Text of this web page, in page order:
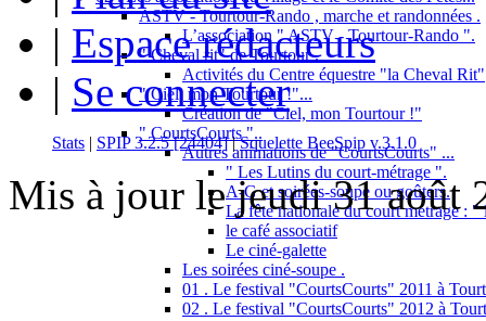
ASTV - Tourtour-Rando , marche et randonnées .
L’association " ASTV - Tourtour-Rando ".
" Cheval rit" de Tourtour .
Activités du Centre équestre "la Cheval Rit"
" Ciel, mon Tourtour !"...
Création de "Ciel, mon Tourtour !"
" CourtsCourts "..
Autres animations de "CourtsCourts" ...
" Les Lutins du court-métrage ".
A-G et soirées-soupe ou goûters.
La fête nationale du court métrage :
le café associatif
Le ciné-galette
Les soirées ciné-soupe .
01 . Le festival "CourtsCourts" 2011 à
02 . Le festival "CourtsCourts" 2012 à
| Espace rédacteurs
| Se connecter
Stats | SPIP 3.2.5 [24404]|Squelette BeeSpip v.3.1.0
Mis à jour le jeudi 31 août